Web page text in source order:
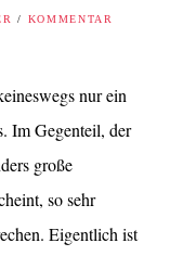
/
KOMMENTAR
nur ein
Im Gegenteil, der
große
so sehr
Eigentlich ist